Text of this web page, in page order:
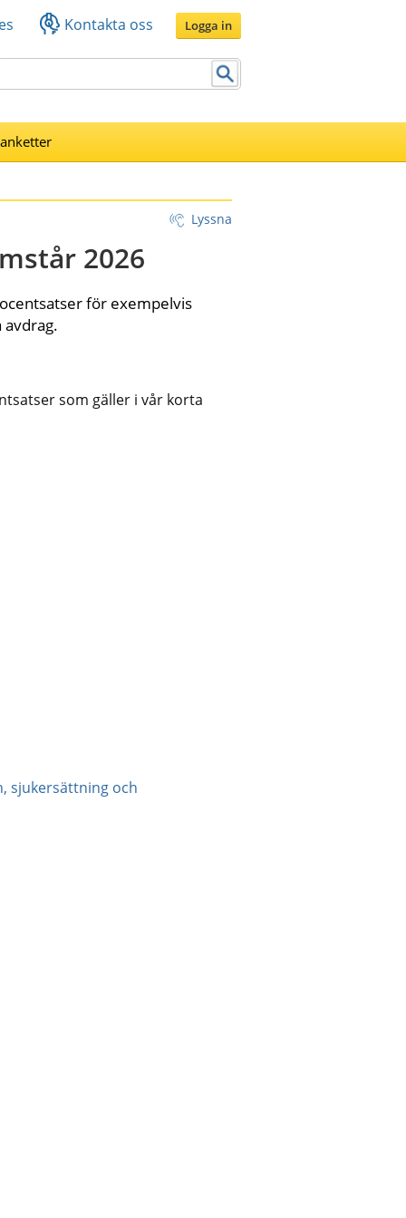
Kontakta oss Logga in
Lyssna
2026
för exempelvis
som gäller i vår korta
sjukersättning och